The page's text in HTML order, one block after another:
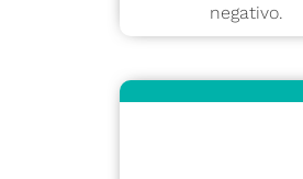
negativo.